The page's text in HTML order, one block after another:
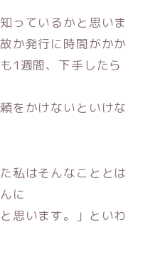
っているかと思いま
か発行に時間がかか
1週間、下手したら
をかけないといけな
私はそんなこととは
に
思います。」 といわ